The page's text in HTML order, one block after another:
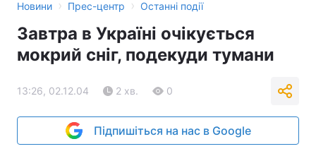
Новини › Прес-центр › Останні події
Завтра в Україні очікується
мокрий сніг, подекуди тумани
13:26, 02.12.04 2 хв. 0
Підпишіться на нас в Google